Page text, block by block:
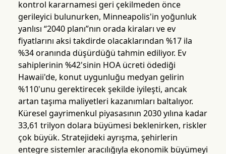
kontrol kararnamesi geri çekilmeden önce
gerileyici bulunurken, Minneapolis'in yoğunluk
yanlısı “2040 planı”nın orada kiraları ve ev
fiyatlarını aksi takdirde olacaklarından %17 ila
%34 oranında düşürdüğü tahmin ediliyor. Ev
sahiplerinin %42'sinin HOA ücreti ödediği
Hawaii'de, konut uygunluğu medyan gelirin
%110'unu gerektirecek şekilde iyileşti, ancak
artan taşıma maliyetleri kazanımları baltalıyor.
Küresel gayrimenkul piyasasının 2030 yılına kadar
33,61 trilyon dolara büyümesi beklenirken, riskler
çok büyük. Stratejideki ayrışma, şehirlerin
entegre sistemler aracılığıyla ekonomik büyümeyi